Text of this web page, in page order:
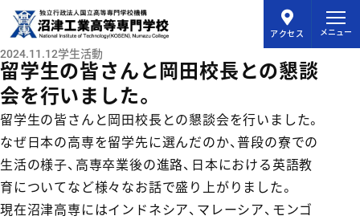
アクセス メニュー
留学生の皆さんと岡田校長との懇談
会を行いました。
2024.11.12学生活動
留学生の皆さんと岡田校長との懇談会を行いました。
なぜ日本の高専を留学先に選んだのか、普段の寮での
生活の様子、高専卒業後の進路、日本における英語教
育についてなど様々なお話で盛り上がりました。
現在沼津高専にはインドネシア、マレーシア、モンゴ